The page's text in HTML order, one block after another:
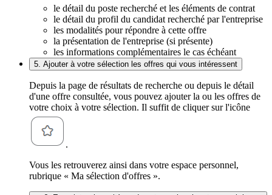
le détail du poste recherché et les éléments de contrat
le détail du profil du candidat recherché par l'entreprise
les modalités pour répondre à cette offre
la présentation de l'entreprise (si présente)
les informations complémentaires le cas échéant
5. Ajouter à votre sélection les offres qui vous intéressent
Depuis la page de résultats de recherche ou depuis le détail
d'une offre consultée, vous pouvez ajouter la ou les offres de
votre choix à votre sélection. Il suffit de cliquer sur l'icône
.
Vous les retrouverez ainsi dans votre espace personnel,
rubrique « Ma sélection d'offres ».